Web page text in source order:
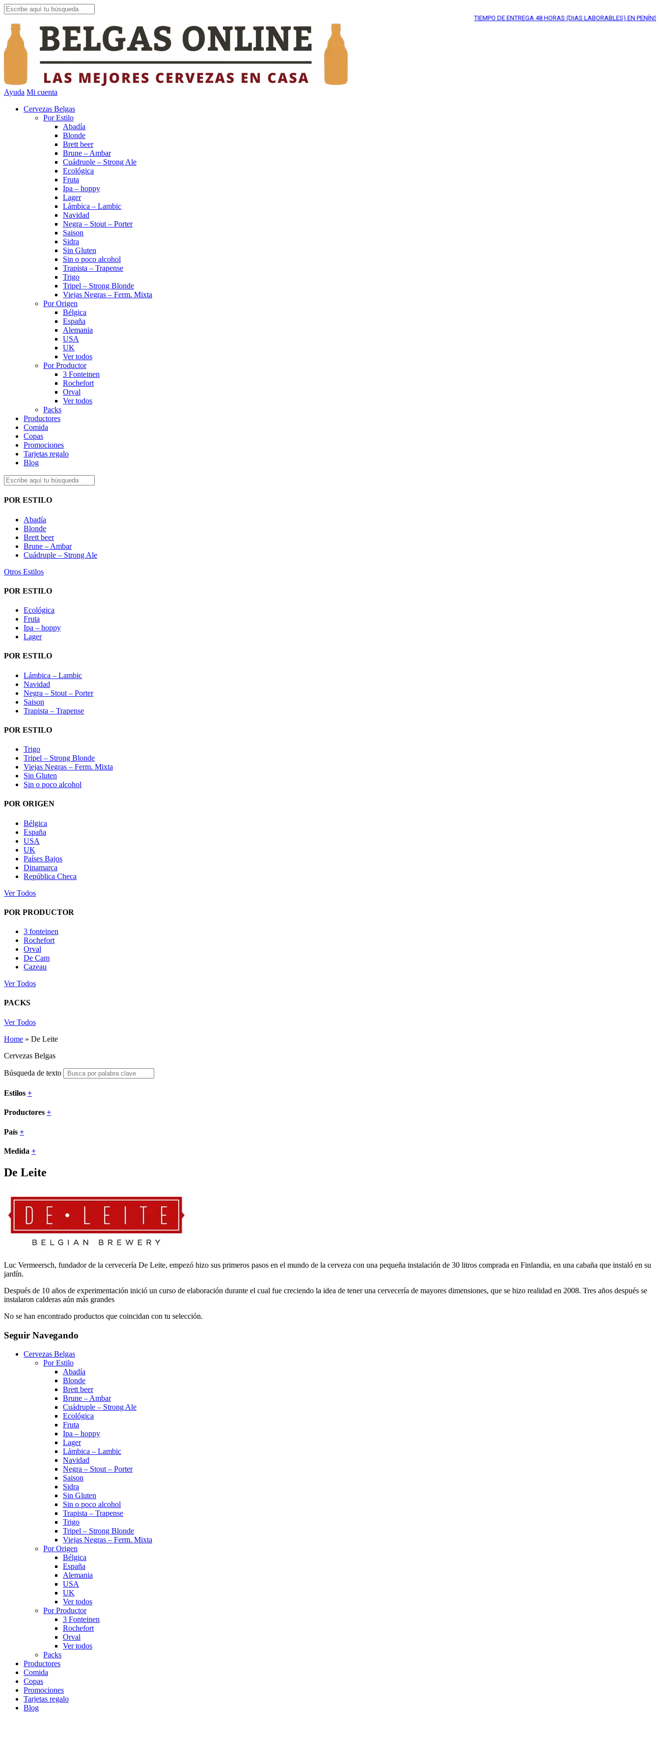
TIEMPO DE ENTREGA48 HORAS (DIAS LABORABLES) EN PENÍNSULA*
Ayuda Mi cuenta
Cervezas Belgas
Por Estilo
Abadía
Blonde
Brett beer
Brune – Ambar
Cuádruple – Strong Ale
Ecológica
Fruta
Ipa – hoppy
Lager
Lámbica – Lambic
Navidad
Negra – Stout – Porter
Saison
Sidra
Sin Gluten
Sin o poco alcohol
Trapista – Trapense
Trigo
Tripel – Strong Blonde
Viejas Negras – Ferm. Mixta
Por Origen
Bélgica
España
Alemania
USA
UK
Ver todos
Por Productor
3 Fonteinen
Rochefort
Orval
Ver todos
Packs
Productores
Comida
Copas
Promociones
Tarjetas regalo
Blog
POR ESTILO
Abadía
Blonde
Brett beer
Brune – Ambar
Cuádruple – Strong Ale
Otros Estilos
POR ESTILO
Ecológica
Fruta
Ipa – hoppy
Lager
POR ESTILO
Lámbica – Lambic
Navidad
Negra – Stout – Porter
Saison
Trapista – Trapense
POR ESTILO
Trigo
Tripel – Strong Blonde
Viejas Negras – Ferm. Mixta
Sin Gluten
Sin o poco alcohol
POR ORIGEN
Bélgica
España
USA
UK
Países Bajos
Dinamarca
República Checa
Ver Todos
POR PRODUCTOR
3 fonteinen
Rochefort
Orval
De Cam
Cazeau
Ver Todos
PACKS
Ver Todos
Home » De Leite
Cervezas Belgas
Búsqueda de texto
Estilos +
Productores +
País +
Medida +
De Leite
Luc Vermeersch, fundador de la cervecería De Leite, empezó hizo sus primeros pasos en el mundo de la cerveza con una pequeña instalación de 30 litros comprada en Finlandia, en una cabaña que instaló en su
jardín.
Después de 10 años de experimentación inició un curso de elaboración durante el cual fue creciendo la idea de tener una cervecería de mayores dimensiones, que se hizo realidad en 2008. Tres años después se
instalaron calderas aún más grandes
No se han encontrado productos que coincidan con tu selección.
Seguir Navegando
Cervezas Belgas
Por Estilo
Abadía
Blonde
Brett beer
Brune – Ambar
Cuádruple – Strong Ale
Ecológica
Fruta
Ipa – hoppy
Lager
Lámbica – Lambic
Navidad
Negra – Stout – Porter
Saison
Sidra
Sin Gluten
Sin o poco alcohol
Trapista – Trapense
Trigo
Tripel – Strong Blonde
Viejas Negras – Ferm. Mixta
Por Origen
Bélgica
España
Alemania
USA
UK
Ver todos
Por Productor
3 Fonteinen
Rochefort
Orval
Ver todos
Packs
Productores
Comida
Copas
Promociones
Tarjetas regalo
Blog